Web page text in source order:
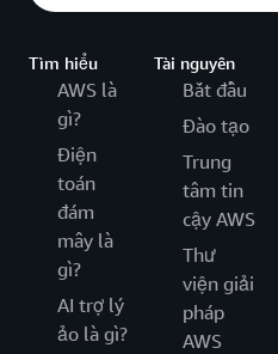
Tìm hiểu
AWS là
gì?
Điện
toán
đám
mây là
gì?
AI trợ lý
ảo là gì?
Tài nguyên
Bắt đầu
Đào tạo
Trung
tâm tin
cậy AWS
Thư
viện giải
pháp
AWS